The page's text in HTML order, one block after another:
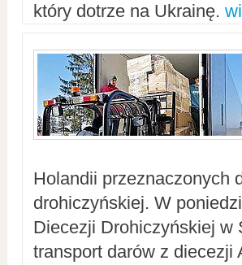
który dotrze na Ukrainę.
Holandii przeznaczonych
drohiczyńskiej. W
Diecezji Drohiczyńskiej w
transport darów z diecezji